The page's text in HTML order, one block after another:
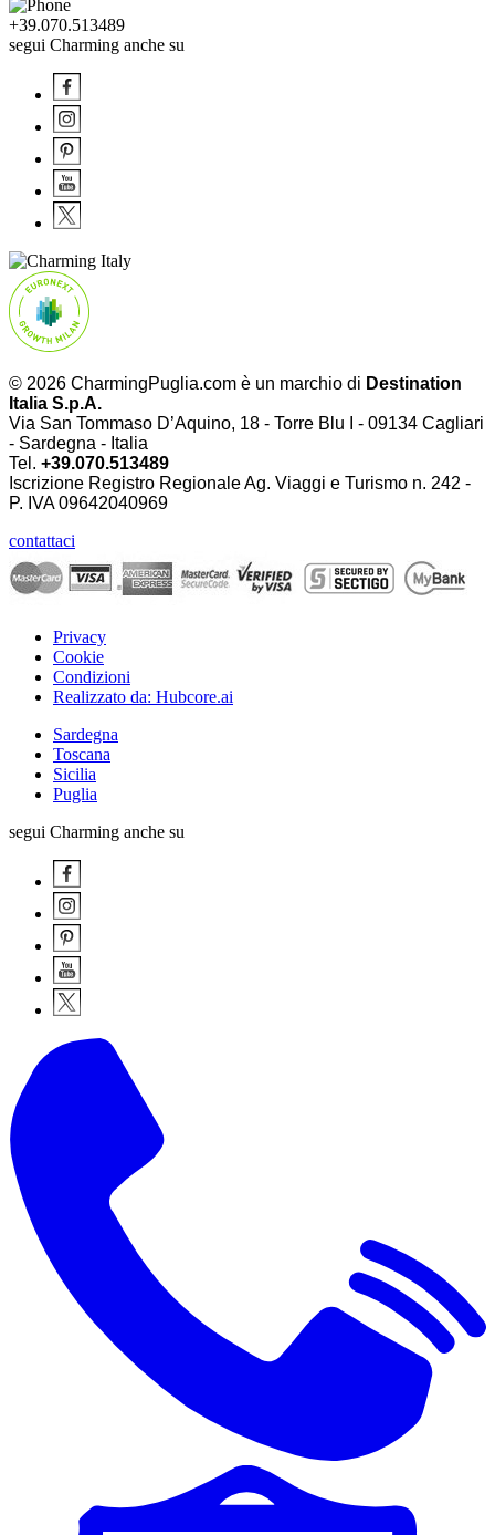
+39.070.513489
segui Charming anche su
© 2026 CharmingPuglia.com è un marchio di Destination
Italia S.p.A.
Via San Tommaso D’Aquino, 18 - Torre Blu I - 09134 Cagliari
- Sardegna - Italia
Tel. +39.070.513489
Iscrizione Registro Regionale Ag. Viaggi e Turismo n. 242 -
P. IVA09642040969
contattaci
Privacy
Cookie
Condizioni
Realizzato da: Hubcore.ai
Sardegna
Toscana
Sicilia
Puglia
segui Charming anche su